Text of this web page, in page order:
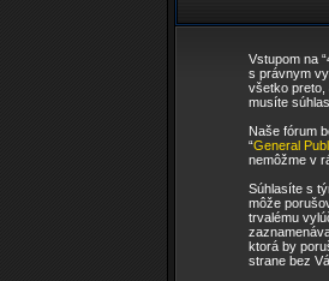
Vstupom na
s právnym
všetko preto,
musíte
Naše fórum
“General
nemôžme v
Súhlasíte s
môže
trvalému
ktorá by
strane bez